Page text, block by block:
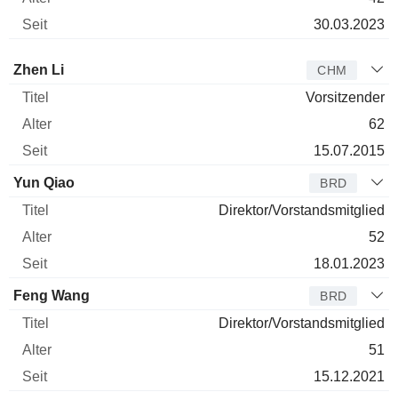
30.03.2023
Verwaltungsratsmitglied
Zhen Li CHM
Vorsitzender
62
15.07.2015
Yun Qiao BRD
Direktor/Vorstandsmitglied
52
18.01.2023
Feng Wang BRD
Direktor/Vorstandsmitglied
51
15.12.2021